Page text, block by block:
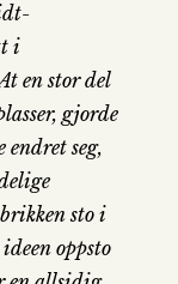
i
en stor del
gjorde
seg,
sto i
oppsto